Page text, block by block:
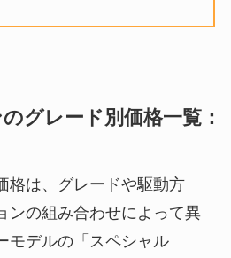
グレード別価格一覧：
格は、グレードや駆動方
ンの組み合わせによって異
モデルの「スペシャル